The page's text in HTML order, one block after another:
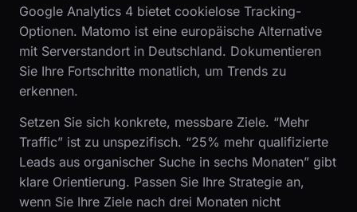
Google Analytics 4 bietet cookielose Tracking-
Optionen. Matomo ist eine europäische Alternative
mit Serverstandort in Deutschland. Dokumentieren
Sie Ihre Fortschritte monatlich, um Trends zu
erkennen.
Setzen Sie sich konkrete, messbare Ziele. “Mehr
Traffic” ist zu unspezifisch. “25% mehr qualifizierte
Leads aus organischer Suche in sechs Monaten” gibt
klare Orientierung. Passen Sie Ihre Strategie an,
wenn Sie Ihre Ziele nach drei Monaten nicht